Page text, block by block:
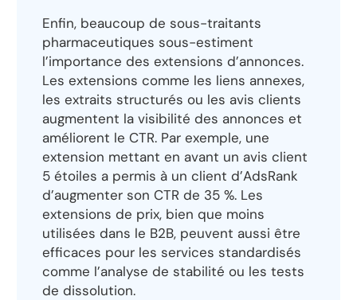
Enfin, beaucoup de sous-traitants
pharmaceutiques sous-estiment
l’importance des extensions d’annonces.
Les extensions comme les liens annexes,
les extraits structurés ou les avis clients
augmentent la visibilité des annonces et
améliorent le CTR. Par exemple, une
extension mettant en avant un avis client
5 étoiles a permis à un client d’AdsRank
d’augmenter son CTR de 35 %. Les
extensions de prix, bien que moins
utilisées dans le B2B, peuvent aussi être
efficaces pour les services standardisés
comme l’analyse de stabilité ou les tests
de dissolution.